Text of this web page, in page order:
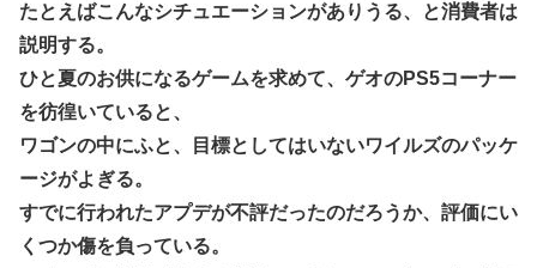
たとえばこんなシチュエーションがありうる、と消費者は
説明する。
ひと夏のお供になるゲームを求めて、ゲオのPS5コーナー
を彷徨いていると、
ワゴンの中にふと、目標としてはいないワイルズのパッケ
ージがよぎる。
すでに行われたアプデが不評だったのだろうか、評価にい
くつか傷を負っている。